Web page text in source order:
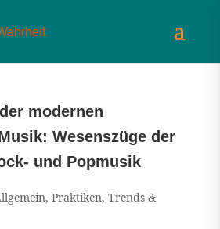
modernen
Wesenszüge der
und Popmusik
, Praktiken, Trends &